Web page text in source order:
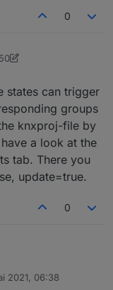
0
states can trigger
groups
knxproj-file by
a look at the
tab. There you
update=true.
0
2021, 06:38